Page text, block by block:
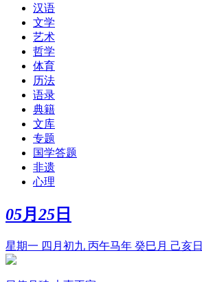
汉语
文学
艺术
哲学
体育
历法
语录
典籍
文库
专题
国学答题
非遗
心理
05月 25 日
星期一 四月初九 丙午马年 癸巳月 己亥日